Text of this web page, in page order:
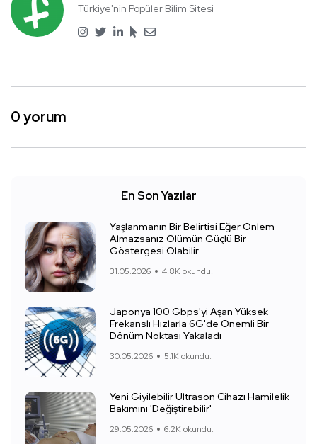
Türkiye'nin Popüler Bilim Sitesi
0 yorum
En Son Yazılar
Yaşlanmanın Bir Belirtisi Eğer Önlem
Almazsanız Ölümün Güçlü Bir
Göstergesi Olabilir
31.05.2026 4.8K okundu.
Japonya 100 Gbps'yi Aşan Yüksek
Frekanslı Hızlarla 6G'de Önemli Bir
Dönüm Noktası Yakaladı
30.05.2026 5.1K okundu.
Yeni Giyilebilir Ultrason Cihazı Hamilelik
Bakımını 'Değiştirebilir'
29.05.2026 6.2K okundu.